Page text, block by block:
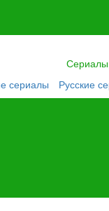
сериалы Русские